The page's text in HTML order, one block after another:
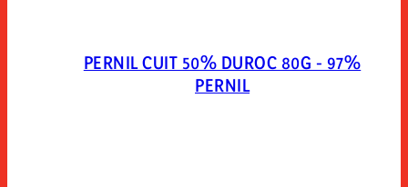
PERNIL CUIT 50% DUROC 80G - 97%
PERNIL